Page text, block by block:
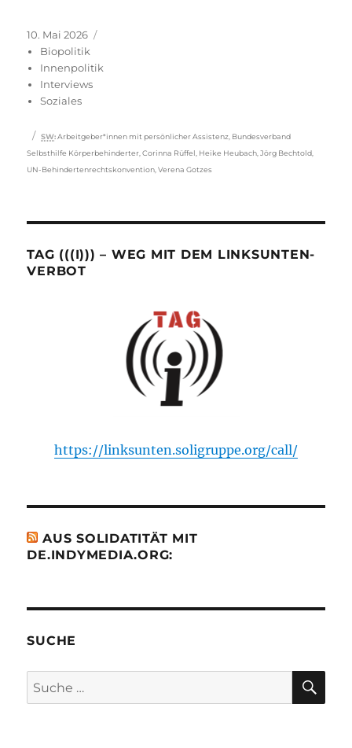
Veröffentlicht
am
10. Mai 2026
Biopolitik
Innenpolitik
Interviews
Soziales
Schlagwörter
SW: Arbeitgeber*innen mit persönlicher Assistenz Bundesverband
Selbsthilfe Körperbehinderter ,Corinna Rüffel Heike Heubach ,Jörg Bechtold
UN-Behindertenrechtskonvention ,Verena Gotzes
TAG (((I))) – WEG MIT DEM LINKSUNTEN-
VERBOT
https://linksunten.soligruppe.org/call/
AUS SOLIDATITÄT MIT
DE.INDYMEDIA.ORG:
SUCHE
Suche
nach: